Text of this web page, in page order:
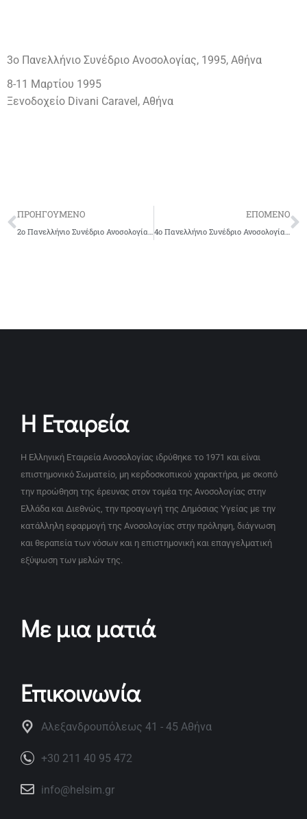
3ο Πανελλήνιο Συνέδριο Ανοσολογίας, 1995, Αθήνα
8-11 Μαρτίου 1995
Ξενοδοχείο Divani Caravel, Αθήνα
ΠΡΟΗΓΟΥΜΕΝΟ ΕΠΟΜΕΝΟ
Η Εταιρεία
Η Ελληνική Εταιρεία Ανοσολογίας ιδρύθηκε το 1971 και είναι
επιστημονικό Σωματείο, μη κερδοσκοπικού χαρακτήρα, με σκοπό
την προώθηση της έρευνας στον τομέα της Ανοσολογίας στην
Ελλάδα και Διεθνώς, την προαγωγή της Δημόσιας Υγείας με την
κατάλληλη εφαρμογή της Ανοσολογίας στην πρόληψη, διάγνωση
και θεραπεία των νόσων και η επιστημονική και επαγγελματική
εξύψωση των μελών της.
Με μια ματιά
Επικοινωνία
Αλεξανδρουπόλεως 41 - 45 Αθήνα
+30 211 40 95 472
info@helsim.gr